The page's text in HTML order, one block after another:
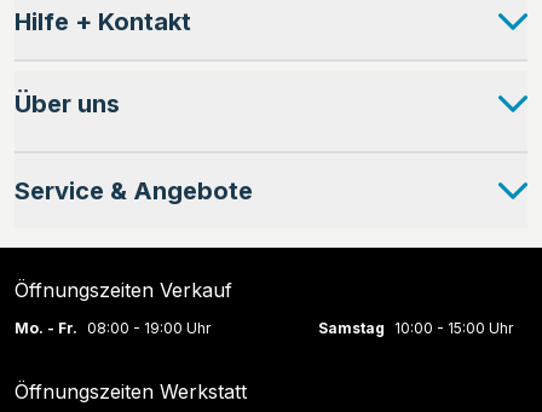
Hilfe + Kontakt
Über uns
Service & Angebote
Öffnungszeiten Verkauf
Mo. - Fr. 08:00 - 19:00 Uhr Samstag 10:00 - 15:00 Uhr
Öffnungszeiten Werkstatt